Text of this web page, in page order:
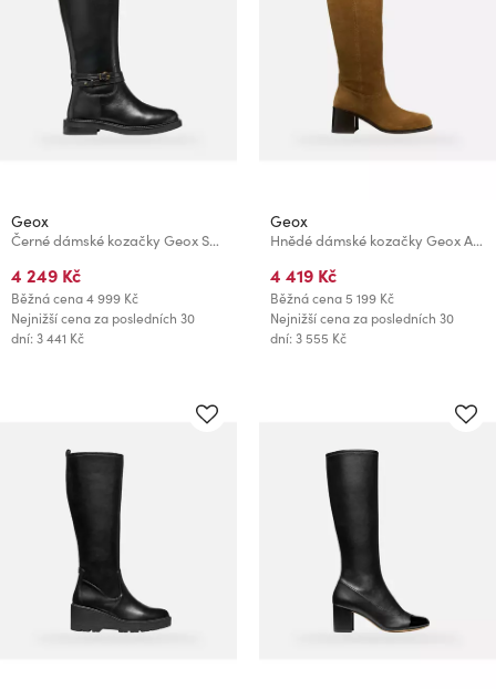
Geox
Černé dámské kozačky Geox Serilda
4 249 Kč
Běžná cena4 999 Kč
Nejnižší cena za posledních 30
dní: 3 441 Kč
Geox
Hnědé dámské kozačky Geox Alnoire
4 419 Kč
Běžná cena5 199 Kč
Nejnižší cena za posledních 30
dní: 3 555 Kč